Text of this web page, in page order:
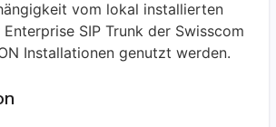
vom lokal installierten
Enterprise SIP Trunk der Swisscom
Installationen genutzt werden.